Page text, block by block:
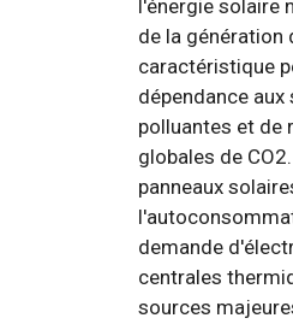
l'énergie solaire
de la génération
caractéristique
dépendance
polluantes et de
globales de
panneaux
demande
centrales
sources